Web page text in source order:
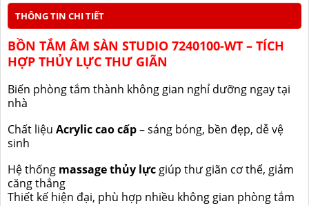
THÔNG TIN CHI TIẾT
BỒN TẮM ÂM SÀN STUDIO 7240100-WT – TÍCH
HỢP THỦY LỰC THƯ GIÃN
Biến phòng tắm thành không gian nghỉ dưỡng ngay tại
nhà
Chất liệu Acrylic cao cấp– sáng bóng, bền đẹp, dễ vệ
sinh
Hệ thống massage thủy lực giúp thư giãn cơ thể, giảm
căng thẳng
Thiết kế hiện đại, phù hợp nhiều không gian phòng tắm